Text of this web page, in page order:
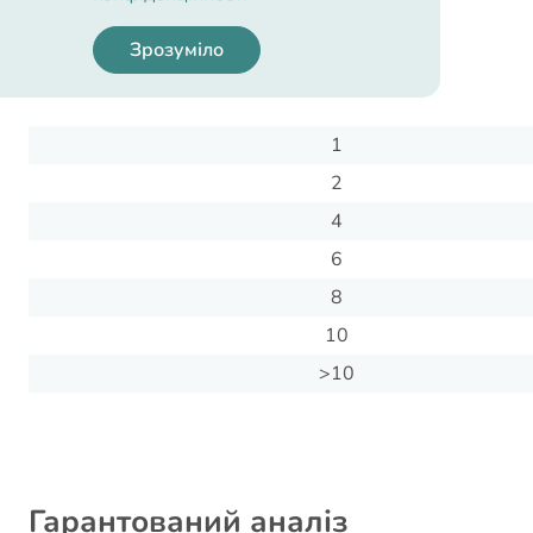
1
2
4
6
8
10
>10
Гарантований аналіз
Зрозуміло